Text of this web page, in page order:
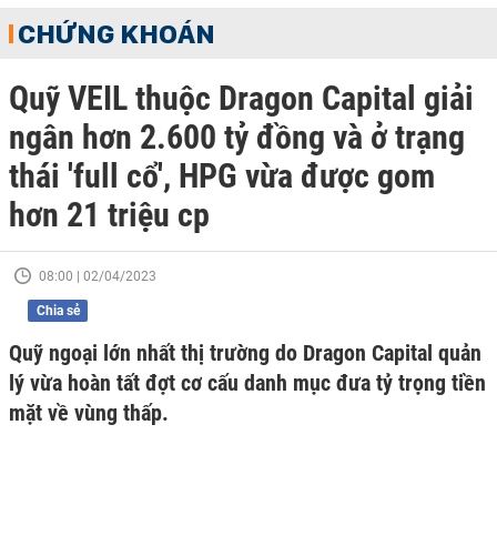
CHỨNG KHOÁN
Quỹ VEIL thuộc Dragon Capital giải
ngân hơn 2.600 tỷ đồng và ở trạng
thái 'full cổ', HPG vừa được gom
hơn 21 triệu cp
08:00 | 02/04/2023
Chia sẻ
Quỹ ngoại lớn nhất thị trường do Dragon Capital quản
lý vừa hoàn tất đợt cơ cấu danh mục đưa tỷ trọng tiền
mặt về vùng thấp.